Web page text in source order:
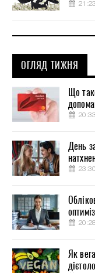
ОГЛЯД ТИЖНЯ
Що
День
Як